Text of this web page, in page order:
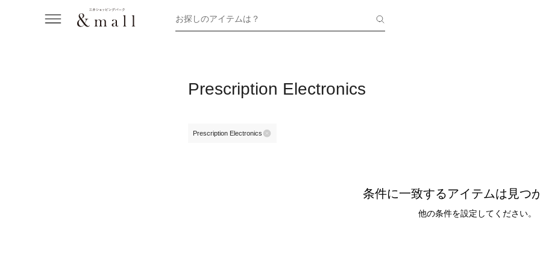
お探しのアイテムは？
Prescription Electronics
Prescription Electronics
条件に一致するアイテムは見つ
他の条件を設定してください。